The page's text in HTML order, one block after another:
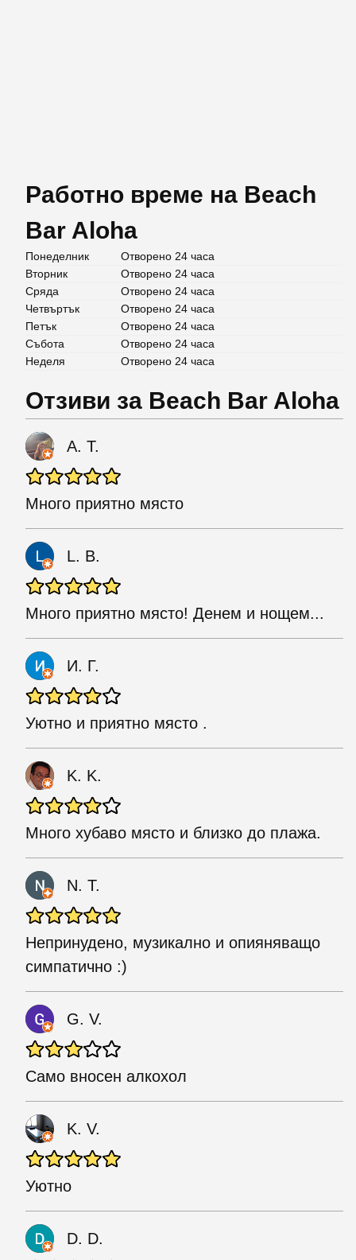
Работно време на Beach
Bar Aloha
Понеделник
Отворено 24 часа
Вторник
Отворено 24 часа
Сряда
Отворено 24 часа
Четвъртък
Отворено 24 часа
Петък
Отворено 24 часа
Събота
Отворено 24 часа
Неделя
Отворено 24 часа
Отзиви за Beach Bar Aloha
А. Т.
Много приятно място
L. B.
Много приятно място! Денем и нощем...
И. Г.
Уютно и приятно място .
K. K.
Много хубаво място и близко до плажа.
N. T.
Непринудено, музикално и опияняващо
симпатично :)
G. V.
Само вносен алкохол
K. V.
Уютно
D. D.